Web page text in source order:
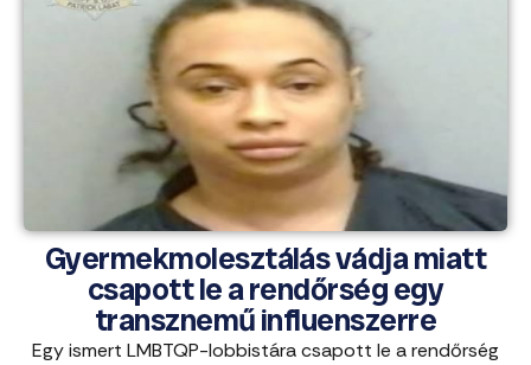
Gyermekmolesztálás vádja miatt
csapott le a rendőrség egy
transznemű influenszerre
Egy ismert LMBTQP-lobbistára csapott le a rendőrség